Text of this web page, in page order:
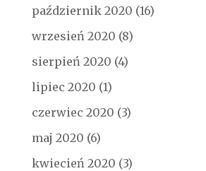
październik 2020 (16)
wrzesień 2020 (8)
sierpień 2020 (4)
lipiec 2020 (1)
czerwiec 2020 (3)
maj 2020 (6)
kwiecień 2020 (3)